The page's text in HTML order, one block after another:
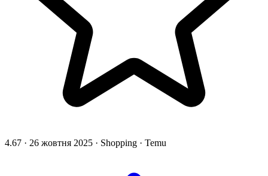
4.67 · 26 жовтня 2025 · Shopping · Temu